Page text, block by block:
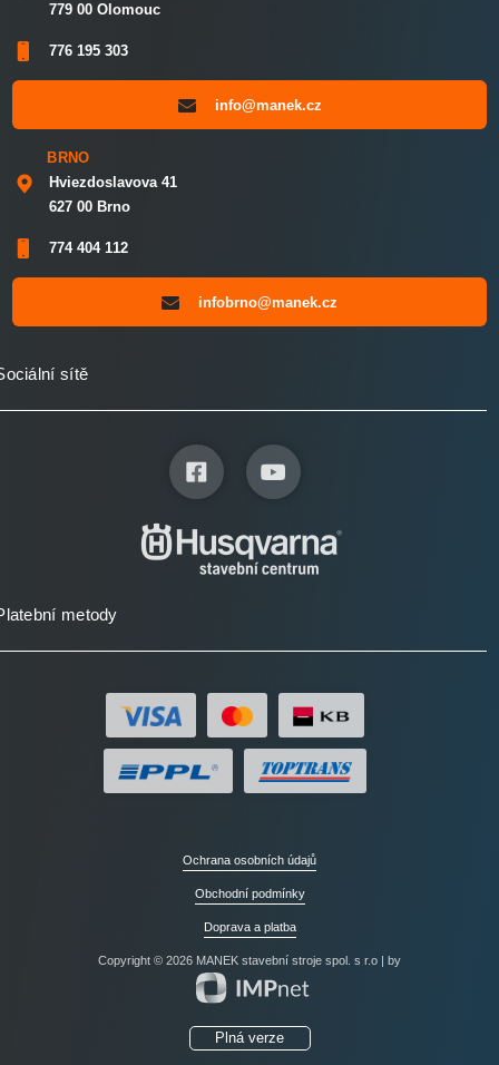
779 00 Olomouc
776 195 303
info@manek.cz
BRNO
Hviezdoslavova 41
627 00 Brno
774 404 112
infobrno@manek.cz
sítě
metody
Ochrana osobních údajů
Obchodní podmínky
Doprava a platba
Copyright © 2026 MANEK stavební stroje spol. s r.o | by
Plná verze